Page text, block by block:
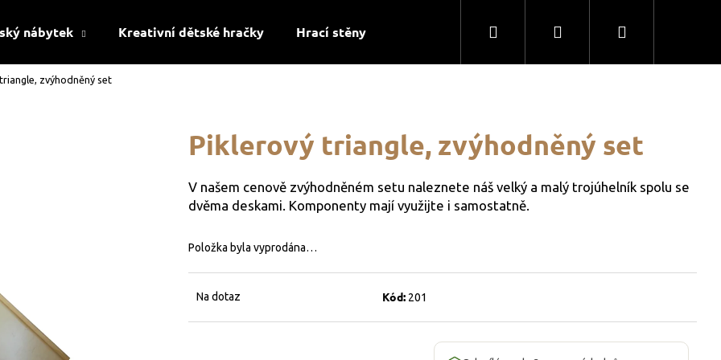
nábytek Kreativní dětské hračky Hrací stěny KontaktyHledat PřihlášeníNákupní
zvýhodněný set
Piklerový triangle, zvýhodněný set
V našem cenově zvýhodněném setu naleznete náš velký a malý trojúhelník spolu se
dvěma deskami. Komponenty mají využijte i samostatně.
Položka byla vyprodána…
Na dotaz Kód: 201
Co potřebujete najít?
HLEDAT
ROSTOUCÍ STOLEK - DORI